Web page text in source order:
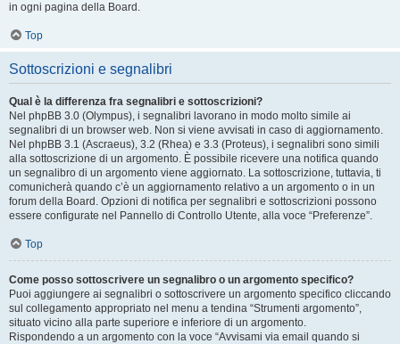
in ogni pagina della Board.
Top
Sottoscrizioni e segnalibri
Qual è la differenza fra segnalibri e sottoscrizioni?
Nel phpBB 3.0 (Olympus), i segnalibri lavorano in modo molto simile ai
segnalibri di un browser web. Non si viene avvisati in caso di aggiornamento.
Nel phpBB 3.1 (Ascraeus), 3.2 (Rhea) e 3.3 (Proteus), i segnalibri sono simili
alla sottoscrizione di un argomento. È possibile ricevere una notifica quando
un segnalibro di un argomento viene aggiornato. La sottoscrizione, tuttavia, ti
comunicherà quando c’è un aggiornamento relativo a un argomento o in un
forum della Board. Opzioni di notifica per segnalibri e sottoscrizioni possono
essere configurate nel Pannello di Controllo Utente, alla voce “Preferenze”.
Top
Come posso sottoscrivere un segnalibro o un argomento specifico?
Puoi aggiungere ai segnalibri o sottoscrivere un argomento specifico cliccando
sul collegamento appropriato nel menu a tendina “Strumenti argomento”,
situato vicino alla parte superiore e inferiore di un argomento.
Rispondendo a un argomento con la voce “Avvisami via email quando si